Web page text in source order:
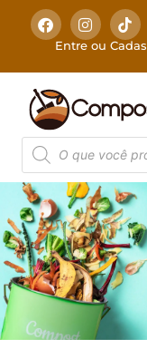
Entre ou